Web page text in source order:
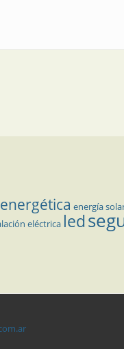
energía
eléctrica led